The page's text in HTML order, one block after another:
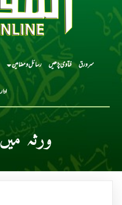
سرورق فتاوی پڑھیں رسائل و مضامین
ورثہ